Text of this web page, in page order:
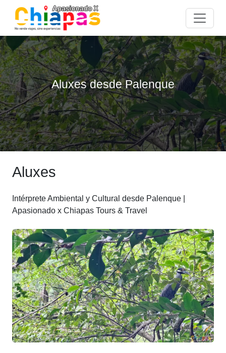
Aluxes desde Palenque
Aluxes
Intérprete Ambiental y Cultural desde Palenque |
Apasionado x Chiapas Tours & Travel